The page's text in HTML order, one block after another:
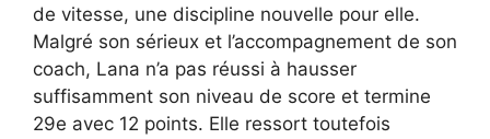
de vitesse, une discipline nouvelle pour elle.
Malgré son sérieux et l’accompagnement de son
coach, Lana n’a pas réussi à hausser
suffisamment son niveau de score et termine
29e avec 12 points. Elle ressort toutefois